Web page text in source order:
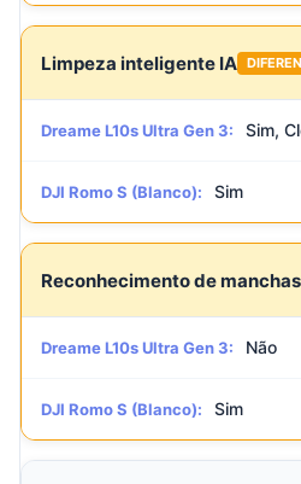
Limpeza inteligente IA
Dreame L10s Ultra Gen 3: Sim,
DJI Romo S (Blanco): Sim
Reconhecimento de
Dreame L10s Ultra Gen 3: Não
DJI Romo S (Blanco): Sim